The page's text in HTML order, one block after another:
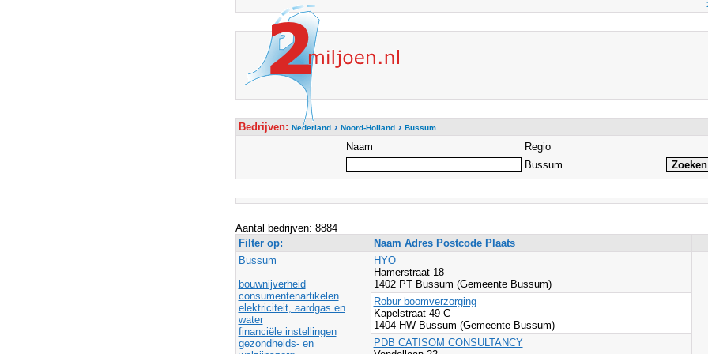
Bedrijven: Nederland› Noord-Holland› Bussum
Naam
Regio
Bussum
Aantal bedrijven: 8884
Filter op:
Naam Adres Postcode Plaats
Bussum
bouwnijverheid
consumentenartikelen
elektriciteit, aardgas en
water
financiële instellingen
gezondheids- en
HYO
Hamerstraat 18
1402 PT Bussum (Gemeente Bussum)
Robur boomverzorging
Kapelstraat 49 C
1404 HW Bussum (Gemeente Bussum)
PDB CATISOM CONSULTANCY